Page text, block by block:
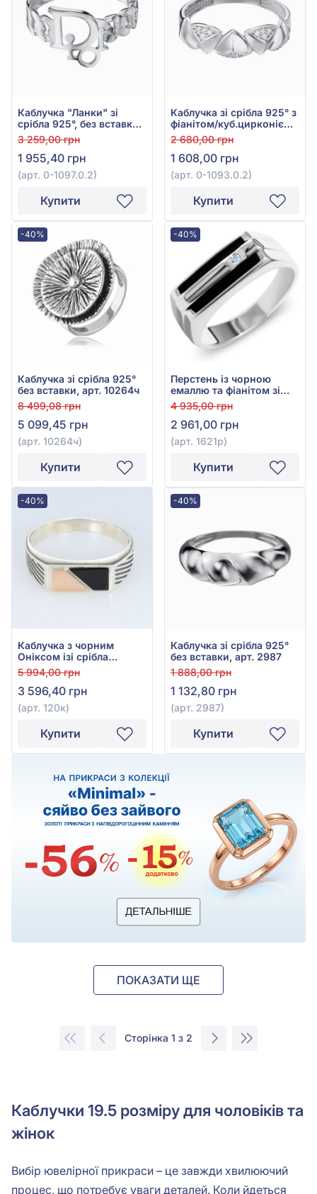
Каблучка "Ланки" зі
срібла 925°, без вставки,
арт. 0-1097.0.2
3 259,00 грн
1 955,40 грн
(арт. 0-1097.0.2)
Купити
Каблучка зі срібла 925° з
фіанітом/куб.цирконієм,
арт. 0-1093.0.2
2 680,00 грн
1 608,00 грн
(арт. 0-1093.0.2)
Купити
-40%
Каблучка зі срібла 925°
без вставки, арт. 10264ч
8 499,08 грн
5 099,45 грн
(арт. 10264ч)
Купити
-40%
Перстень із чорною
емаллю та фіанітом зі
срібла 925°, арт. 1621р
4 935,00 грн
2 961,00 грн
(арт. 1621р)
Купити
-40%
Каблучка з чорним
Оніксом ізі срібла
925°/375°, арт. 120к
5 994,00 грн
3 596,40 грн
(арт. 120к)
Купити
-40%
Каблучка зі срібла 925°
без вставки, арт. 2987
1 888,00 грн
1 132,80 грн
(арт. 2987)
Купити
ПОКАЗАТИ ЩЕ
Сторінка 1 з 2
Каблучки 19.5 розміру для чоловіків та
жінок
Вибір ювелірної прикраси – це завжди хвилюючий
процес, що потребує уваги деталей. Коли йдеться